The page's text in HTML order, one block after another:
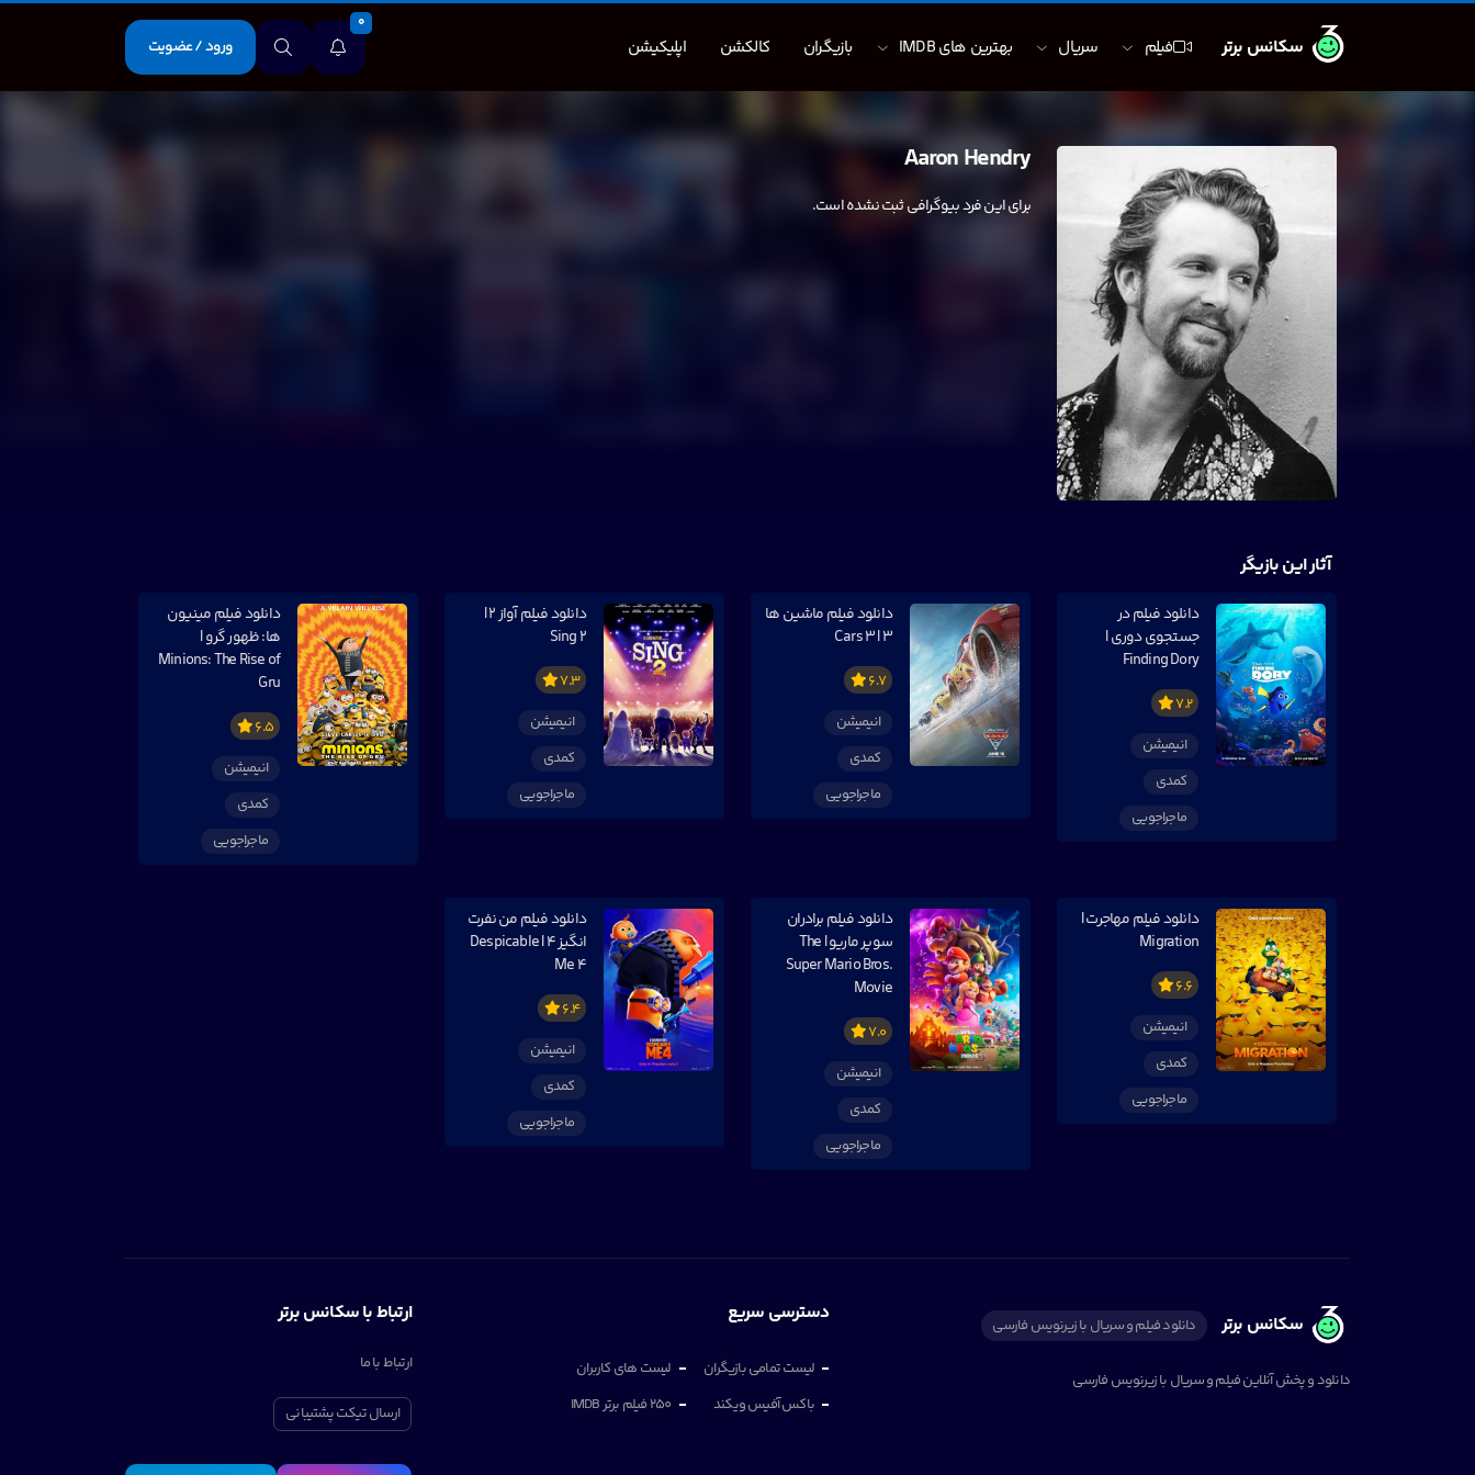
سکانس برتر فیلم سریال بهترین های IMDB بازیگران کالکشن اپلیکیشن
0
ورود / عضویت
Aaron Hendry
برای این فرد بیوگرافی ثبت نشده است.
آثار این بازیگر
دانلود فیلم در
جستجوی دوری |
Finding Dory
7.2
انیمیشن
کمدی
ماجراجویی
دانلود فیلم ماشین ها
3 | Cars 3
6.7
انیمیشن
کمدی
ماجراجویی
دانلود فیلم آواز ۲ |
Sing 2
7.3
انیمیشن
کمدی
ماجراجویی
دانلود فیلم مینیون
ها: ظهور گرو |
Minions: The Rise of
Gru
6.5
انیمیشن
کمدی
ماجراجویی
دانلود فیلم مهاجرت |
Migration
6.6
انیمیشن
کمدی
ماجراجویی
دانلود فیلم برادران
سوپر ماریو | The
Super Mario Bros.
Movie
7.0
انیمیشن
کمدی
ماجراجویی
دانلود فیلم من نفرت
انگیز ۴ | Despicable
Me 4
6.4
انیمیشن
کمدی
ماجراجویی
سکانس برتر دانلود فیلم و سریال با زیرنویس فارسی
دانلود و پخش آنلاین فیلم و سریال با زیرنویس فارسی
دسترسی سریع
لیست تمامی بازیگران
لیست های کاربران
باکس آفیس ویکند
250 فیلم برتر IMDB
ارتباط با سکانس برتر
ارتباط با ما
ارسال تیکت پشتیبانی